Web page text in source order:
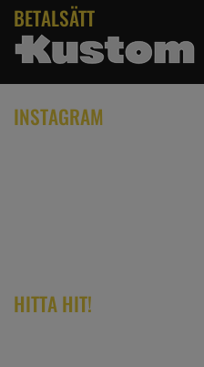
BETALSÄTT
INSTAGRAM
HITTA HIT!